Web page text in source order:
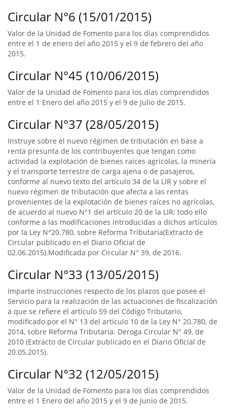
Circular N°6 (15/01/2015)
Valor de la Unidad de Fomento para los días comprendidos
entre el 1 de enero del año 2015 y el 9 de febrero del año
2015.
Circular N°45 (10/06/2015)
Valor de la Unidad de Fomento para los días comprendidos
entre el 1 Enero del año 2015 y el 9 de Julio de 2015.
Circular N°37 (28/05/2015)
Instruye sobre el nuevo régimen de tributación en base a
renta presunta de los contribuyentes que tengan como
actividad la explotación de bienes raíces agrícolas, la minería
y el transporte terrestre de carga ajena o de pasajeros,
conforme al nuevo texto del artículo 34 de la LIR y sobre el
nuevo régimen de tributación que afecta a las rentas
provenientes de la explotación de bienes raíces no agrícolas,
de acuerdo al nuevo N°1 del artículo 20 de la LIR; todo ello
conforme a las modificaciones introducidas a dichos artículos
por la Ley N°20.780, sobre Reforma Tributaria(Extracto de
Circular publicado en el Diario Oficial de
02.06.2015).Modificada por Circular N° 39, de 2016.
Circular N°33 (13/05/2015)
Imparte instrucciones respecto de los plazos que posee el
Servicio para la realización de las actuaciones de fiscalización
a que se refiere el artículo 59 del Código Tributario,
modificado por el N° 13 del artículo 10 de la Ley N° 20.780, de
2014, sobre Reforma Tributaria. Deroga Circular N° 49, de
2010 (Extracto de Circular publicado en el Diario Oficial de
20.05.2015).
Circular N°32 (12/05/2015)
Valor de la Unidad de Fomento para los días comprendidos
entre el 1 Enero del año 2015 y el 9 de Junio de 2015.